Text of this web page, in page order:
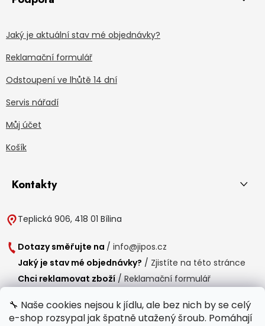
🔧 Naše cookies nejsou k jídlu, ale bez nich by se celý
e-shop rozsypal jak špatně utažený šroub. Pomáhají
Jaký je aktuální stav mé objednávky?
Reklamační formulář
Odstoupení ve lhůtě 14 dní
Servis nářadí
Můj účet
Košík
Kontakty
Teplická 906, 418 01 Bílina
Dotazy směřujte na / info@jipos.cz
Jaký je stav mé objednávky? / Zjistíte na této stránce
Chci reklamovat zboží / Reklamační formulář
Provozní doba